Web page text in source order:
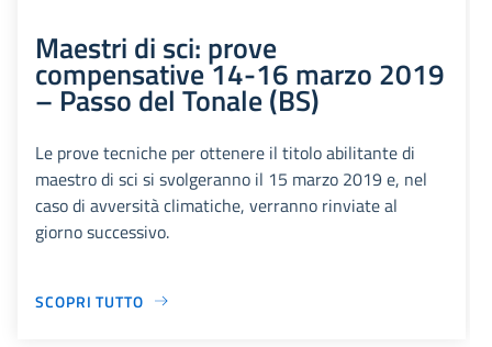
Maestri di sci: prove
compensative 14-16 marzo 2019
– Passo del Tonale (BS)
Le prove tecniche per ottenere il titolo abilitante di
maestro di sci si svolgeranno il 15 marzo 2019 e, nel
caso di avversità climatiche, verranno rinviate al
giorno successivo.
SCOPRI TUTTO